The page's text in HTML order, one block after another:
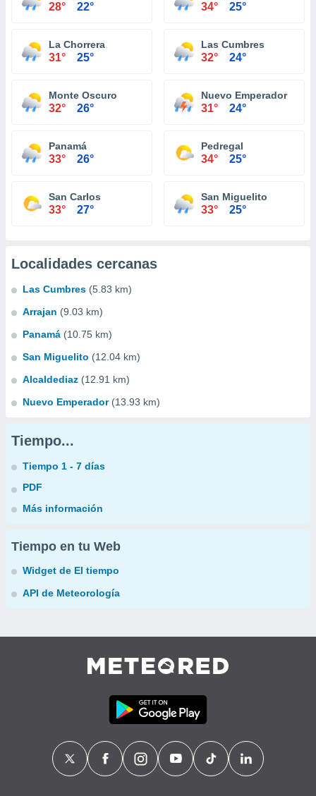
28° 22° 34° 25°
La Chorrera
31° 25°
Las Cumbres
32° 24°
Monte Oscuro
32° 26°
Nuevo Emperador
31° 24°
Panamá
33° 26°
Pedregal
34° 25°
San Carlos
33° 27°
San Miguelito
33° 25°
Localidades cercanas
Las Cumbres (5.83 km)
Arrajan (9.03 km)
Panamá (10.75 km)
San Miguelito (12.04 km)
Alcaldediaz (12.91 km)
Nuevo Emperador (13.93 km)
Tiempo...
Tiempo 1 - 7 días
PDF
Más información
Tiempo en tu Web
Widget de El tiempo
API de Meteorología